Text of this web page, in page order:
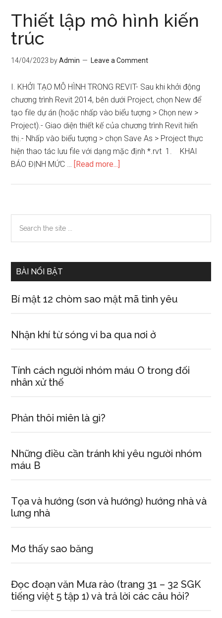
Thiết lập mô hình kiến
trúc
14/04/2023 byAdmin Leave a Comment
I. KHỞI TẠO MÔ HÌNH TRONG REVIT- Sau khi khởi động
chương trình Revit 2014, bên dưới Project, chọn New để
tạo file dự án (hoặc nhấp vào biểu tượng > Chọn new >
Project).- Giao diện thiết kế của chương trình Revit hiển
thị.- Nhấp vào biểu tượng > chọn Save As > Project thực
hiện thao tác lưu file với dạng mặc định *.rvt 1. KHAI
BÁO ĐỊNH MỨC … [Read more...]
hình
trúc
Primary
Sidebar
the
BÀI NỔI BẬT
Bí mật 12 chòm sao mật mã tình yêu
Nhận khí từ sóng vi ba qua nơi ở
Tính cách người nhóm máu O trong đối
nhân xử thế
Phản thôi miên là gì?
Những điều cần tránh khi yêu người nhóm
máu B
Tọa và hướng (sơn và hướng) hướng nhà và
lưng nhà
Mơ thấy sao băng
Đọc đoạn văn Mưa rào (trang 31 – 32 SGK
tiếng việt 5 tập 1) và trả lời các câu hỏi?